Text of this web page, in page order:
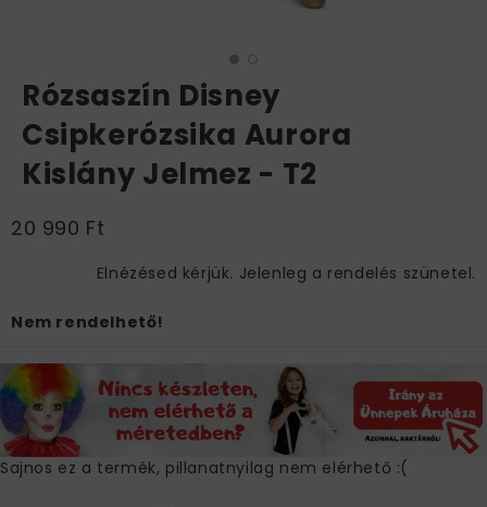
Rózsaszín Disney
Csipkerózsika Aurora
Kislány Jelmez - T2
20 990 Ft
Elnézésed kérjük. Jelenleg a rendelés szünetel.
Nem rendelhető!
Sajnos ez a termék, pillanatnyilag nem elérhető :(